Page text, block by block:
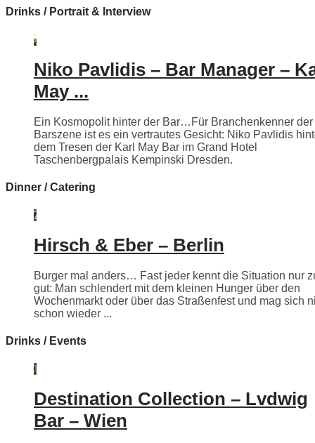
Drinks / Portrait & Interview
Niko Pavlidis – Bar Manager –
May ...
Ein Kosmopolit hinter der Bar…Für Branchenkenner der
Barszene ist es ein vertrautes Gesicht: Niko Pavlidis
dem Tresen der Karl May Bar im Grand Hotel
Taschenbergpalais Kempinski Dresden.
Dinner / Catering
Hirsch & Eber – Berlin
Burger mal anders… Fast jeder kennt die Situation nur
gut: Man schlendert mit dem kleinen Hunger über den
Wochenmarkt oder über das Straßenfest und mag sich
schon wieder ...
Drinks / Events
Destination Collection – Lvdwig
Bar – Wien